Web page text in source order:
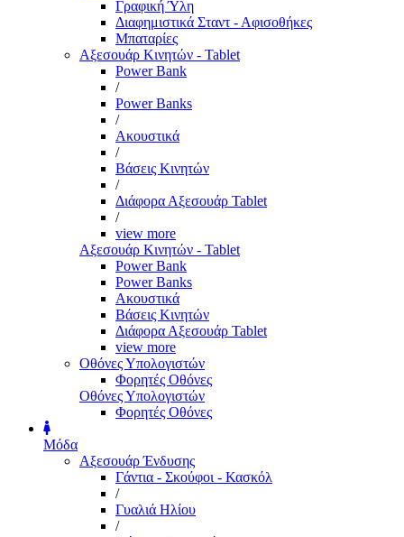
Γραφική Ύλη
Διαφημιστικά Σταντ - Αφισοθήκες
Μπαταρίες
Αξεσουάρ Κινητών - Tablet
Power Bank
/
Power Banks
/
Ακουστικά
/
Βάσεις Κινητών
/
Διάφορα Αξεσουάρ Tablet
/
view more
Αξεσουάρ Κινητών - Tablet
Power Bank
Power Banks
Ακουστικά
Βάσεις Κινητών
Διάφορα Αξεσουάρ Tablet
view more
Οθόνες Υπολογιστών
Φορητές Οθόνες
Οθόνες Υπολογιστών
Φορητές Οθόνες
Μόδα
Αξεσουάρ Ένδυσης
Γάντια - Σκούφοι - Κασκόλ
/
Γυαλιά Ηλίου
/